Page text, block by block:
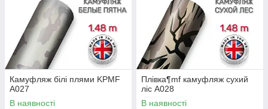
Камуфляж білі плями KPMF
A027
В наявності
Плівка¶mf камуфляж сухий
ліс A028
В наявності